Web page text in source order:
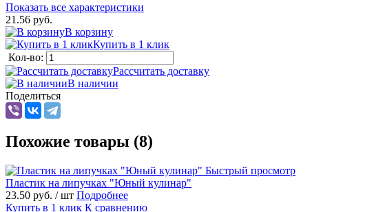
Показать все характеристики
21.56 руб.
В корзину
Купить в 1 клик
Кол-во:
Рассчитать доставку
В наличии
Поделиться
Похожие товары (8)
Быстрый просмотр
Пластик на липучках "Юный кулинар"
23.50 руб. / шт Подробнее
Купить в 1 клик К сравнению